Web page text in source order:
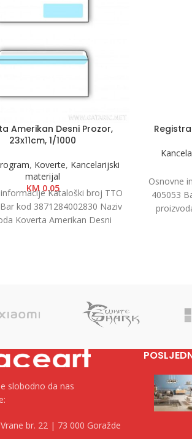
Amerikan Desni Prozor,
23x11cm, 1/1000
, Koverte, Kancelarijski
materijal
KM0.05
Kataloški broj TTO
kod 3871284002830 Naziv
Koverta Amerikan Desni
Osnovne
405053
slobodno da nas
br. 22 | 73 000 Goražde